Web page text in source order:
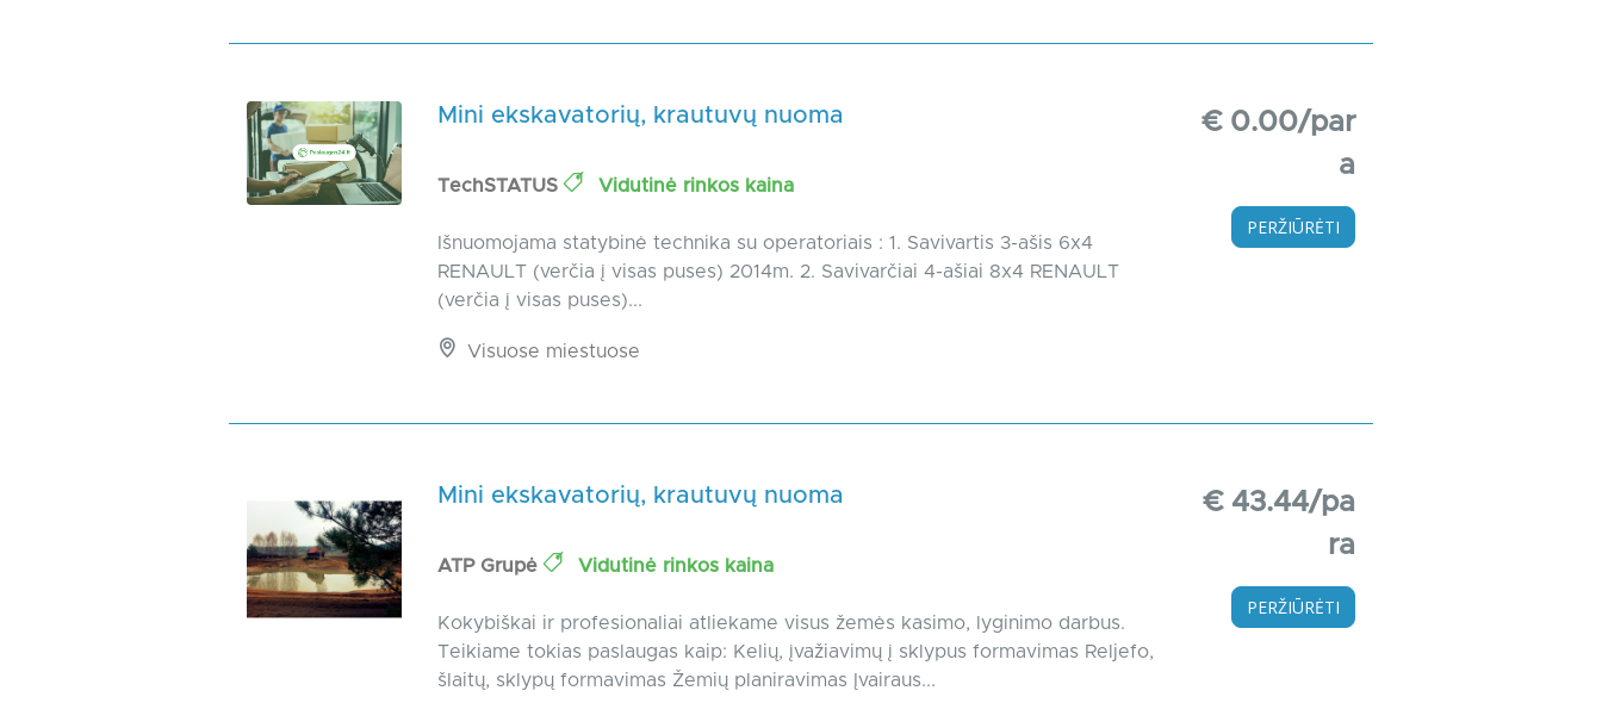
Mini ekskavatorių, krautuvų nuoma
TechSTATUS Vidutinė rinkos kaina
Išnuomojama statybinė technika su operatoriais : 1. Savivartis 3-ašis 6x4
RENAULT (verčia į visas puses) 2014m. 2. Savivarčiai 4-ašiai 8x4 RENAULT
(verčia į visas puses)...
Visuose miestuose
€ 0.00/par
a
PERŽIŪRĖTI
Mini ekskavatorių, krautuvų nuoma
ATP Grupė Vidutinė rinkos kaina
Kokybiškai ir profesionaliai atliekame visus žemės kasimo, lyginimo darbus.
Teikiame tokias paslaugas kaip: Kelių, įvažiavimų į sklypus formavimas Reljefo,
šlaitų, sklypų formavimas Žemių planiravimas Įvairaus...
€ 43.44/pa
ra
PERŽIŪRĖTI